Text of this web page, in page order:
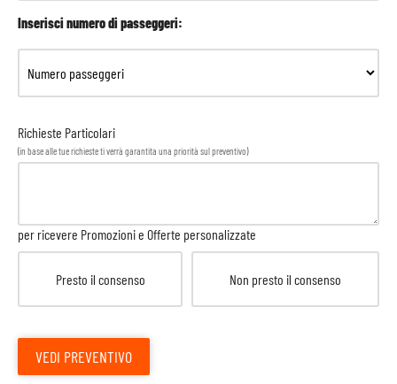
Inserisci numero di passeggeri:
Richieste Particolari
(in base alle tue richieste ti verrà garantita una priorità sul preventivo)
per ricevere Promozioni e Offerte personalizzate
Presto il consenso Non presto il consenso
VEDI PREVENTIVO